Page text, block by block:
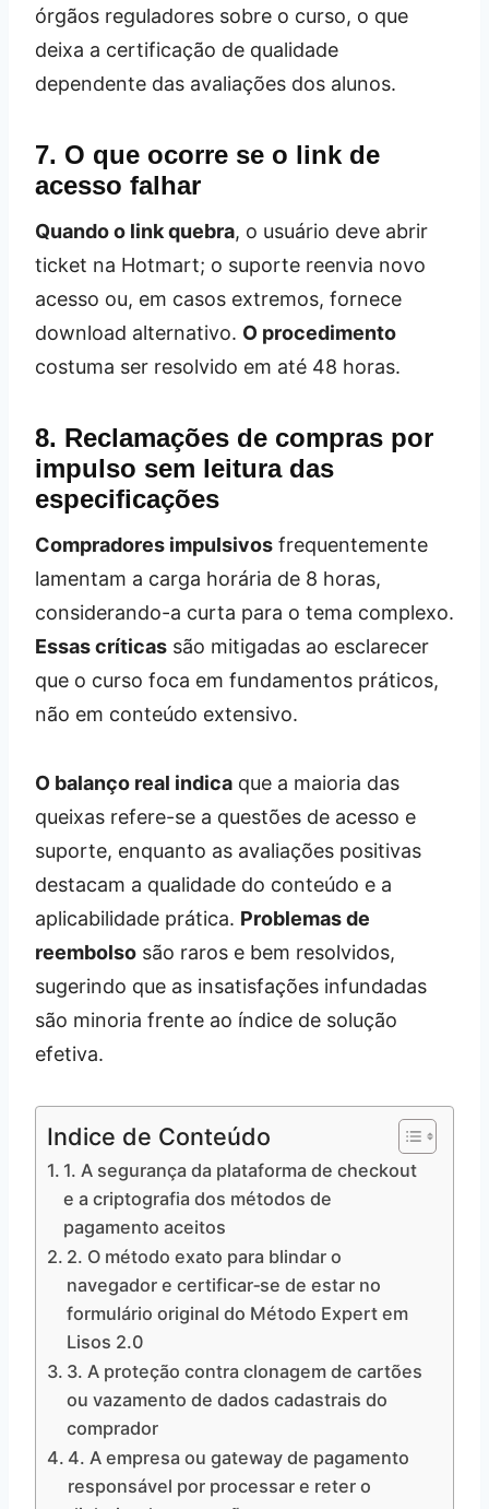
órgãos reguladores sobre o curso, o que
deixa a certificação de qualidade
dependente das avaliações dos alunos.
7. O que ocorre se o link de
acesso falhar
Quando o link quebra, o usuário deve abrir
ticket na Hotmart; o suporte reenvia novo
acesso ou, em casos extremos, fornece
download alternativo. O procedimento
costuma ser resolvido em até 48 horas.
8. Reclamações de compras por
impulso sem leitura das
especificações
Compradores impulsivos frequentemente
lamentam a carga horária de 8 horas,
considerando-a curta para o tema complexo.
Essas críticas são mitigadas ao esclarecer
que o curso foca em fundamentos práticos,
não em conteúdo extensivo.
O balanço real indica que a maioria das
queixas refere-se a questões de acesso e
suporte, enquanto as avaliações positivas
destacam a qualidade do conteúdo e a
aplicabilidade prática. Problemas de
reembolso são raros e bem resolvidos,
sugerindo que as insatisfações infundadas
são minoria frente ao índice de solução
efetiva.
Indice de Conteúdo
1. A segurança da plataforma de checkout
e a criptografia dos métodos de
pagamento aceitos
2. O método exato para blindar o
navegador e certificar‑se de estar no
formulário original do Método Expert em
Lisos 2.0
3. A proteção contra clonagem de cartões
ou vazamento de dados cadastrais do
comprador
4. A empresa ou gateway de pagamento
responsável por processar e reter o